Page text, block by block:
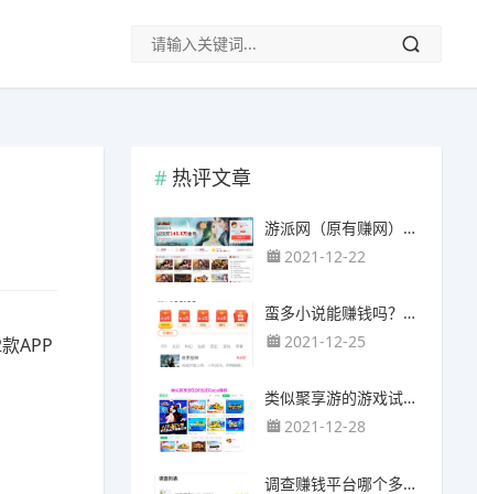
APP
热评文章
游派网（原有赚网），主要以试玩游戏赚钱为主
2021-12-22
蛮多小说能赚钱吗？送的100元能提现靠谱吗？
2021-12-25
类似聚享游的游戏试玩app（平台）推荐
2021-12-28
调查赚钱平台哪个多？哪个调查网站正规靠谱？